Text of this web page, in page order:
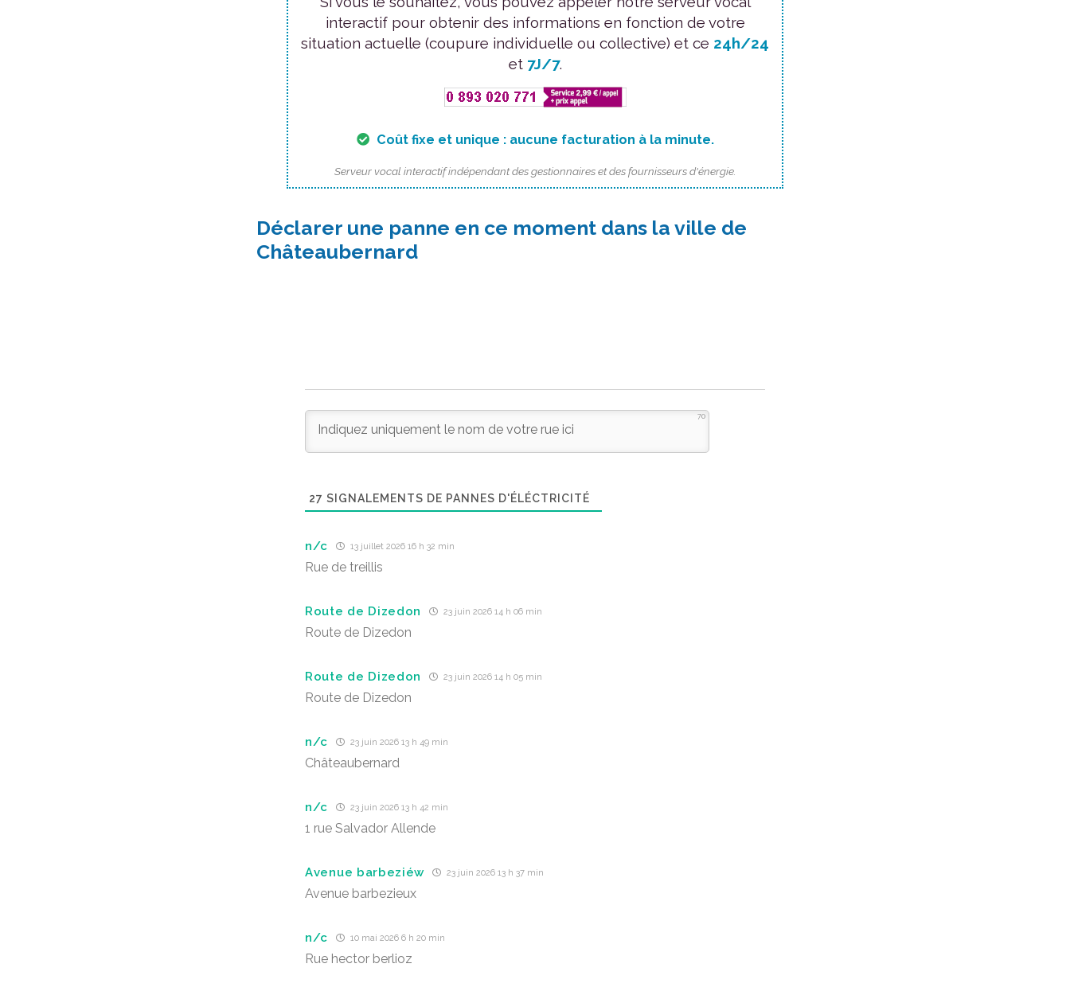
interactif pour obtenir des informations en fonction de votre
situation actuelle (coupure individuelle ou collective) et ce 24h/24
et 7J/7.
Coût fixe et unique : aucune facturation à la minute.
Serveur vocal interactif indépendant des gestionnaires et des fournisseurs d'énergie.
Déclarer une panne en ce moment dans la ville de
Châteaubernard
70
27 SIGNALEMENTS DE PANNES D'ÉLÉCTRICITÉ
n/c 13 juillet 2026 16 h 32 min
Rue de treillis
Route de Dizedon 23 juin 2026 14 h 06 min
Route de Dizedon
Route de Dizedon 23 juin 2026 14 h 05 min
Route de Dizedon
n/c 23 juin 2026 13 h 49 min
Châteaubernard
n/c 23 juin 2026 13 h 42 min
1 rue Salvador Allende
Avenue barbeziéw 23 juin 2026 13 h 37 min
Avenue barbezieux
n/c 10 mai 2026 6 h 20 min
Rue hector berlioz